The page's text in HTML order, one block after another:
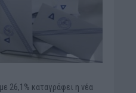
26,1% καταγράφει η νέα